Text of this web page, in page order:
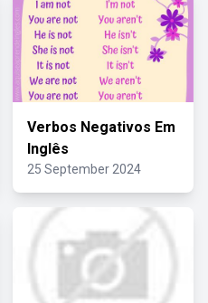
Verbos Negativos Em
Inglês
25 September 2024